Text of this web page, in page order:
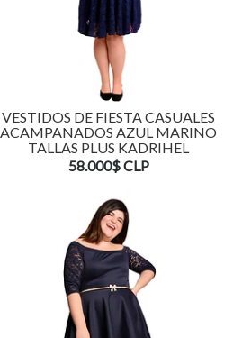
VESTIDOS DE FIESTA CASUALES
ACAMPANADOS AZUL MARINO
TALLAS PLUS KADRIHEL
58.000$ CLP